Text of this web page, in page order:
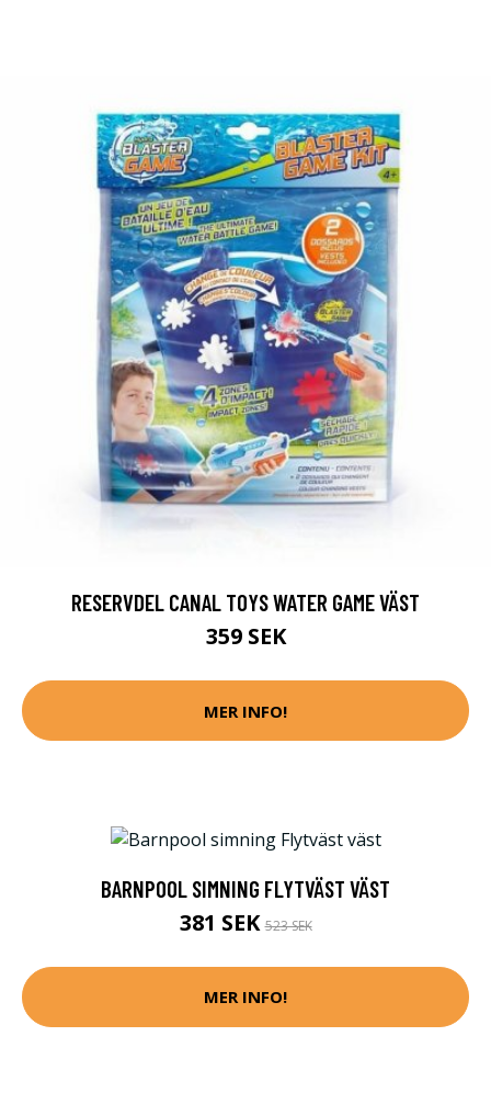
RESERVDEL CANAL TOYS WATER GAME VÄST
359 SEK
MER INFO!
BARNPOOL SIMNING FLYTVÄST VÄST
381 SEK523 SEK
MER INFO!